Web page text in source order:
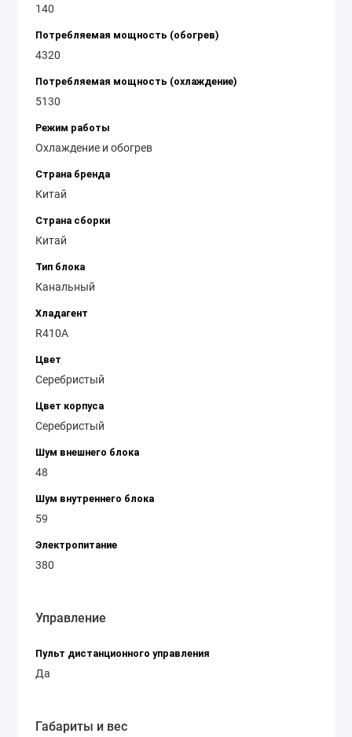
140
Потребляемая мощность (обогрев)
4320
Потребляемая мощность (охлаждение)
5130
Режим работы
Охлаждение и обогрев
Страна бренда
Китай
Страна сборки
Китай
Тип блока
Канальный
Хладагент
R410A
Цвет
Серебристый
Цвет корпуса
Серебристый
Шум внешнего блока
48
Шум внутреннего блока
59
Электропитание
380
Управление
Пульт дистанционного управления
Да
Габариты и вес